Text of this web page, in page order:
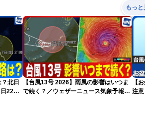
もっと
？北日
22時
【台風13号 2026】雨風の影響はいつま
で続く？／ウェザーニュース気象予報士
【
注